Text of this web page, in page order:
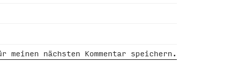
nächsten Kommentar speichern.